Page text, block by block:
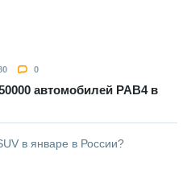
0
автомобилей РАВ4 в